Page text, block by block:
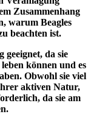
Zusammenhang
warum Beagles
beachten ist.
geeignet, da sie
können und es
Obwohl sie viel
aktiven Natur,
da sie am